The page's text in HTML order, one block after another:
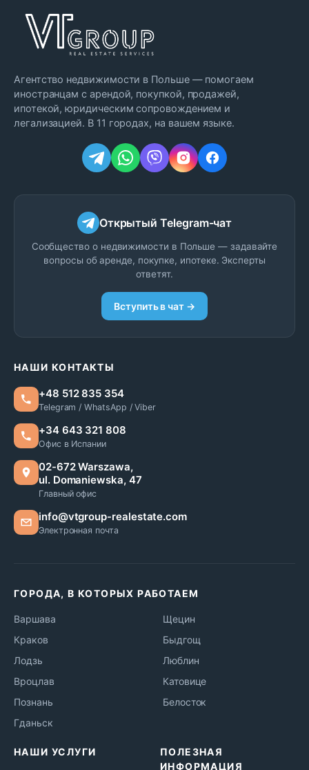
Агентство недвижимости в Польше — помогаем
иностранцам с арендой, покупкой, продажей,
ипотекой, юридическим сопровождением и
легализацией. В 11 городах, на вашем языке.
Открытый Telegram-чат
Сообщество о недвижимости в Польше — задавайте
вопросы об аренде, покупке, ипотеке. Эксперты
ответят.
Вступить в чат →
НАШИ КОНТАКТЫ
+48 512 835 354
Telegram / WhatsApp / Viber
+34 643 321 808
Офис в Испании
02-672 Warszawa,
ul. Domaniewska, 47
Главный офис
info@vtgroup-realestate.com
Электронная почта
ГОРОДА, В КОТОРЫХ РАБОТАЕМ
Варшава
Краков
Лодзь
Вроцлав
Познань
Гданьск
Щецин
Быдгощ
Люблин
Катовице
Белосток
НАШИ УСЛУГИ
ПОЛЕЗНАЯ
ИНФОРМАЦИЯ